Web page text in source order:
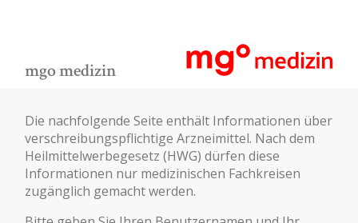
mgo medizin
Die nachfolgende Seite enthält Informationen über
verschreibungspflichtige Arzneimittel. Nach dem
Heilmittelwerbegesetz (HWG) dürfen diese
Informationen nur medizinischen Fachkreisen
zugänglich gemacht werden.